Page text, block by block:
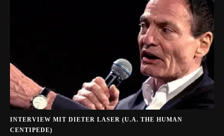
INTERVIEW MIT DIETER LASER (U.A. THE HUMAN
CENTIPEDE)